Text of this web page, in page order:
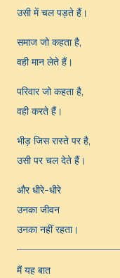
उसी में चल पड़ते हैं।
समाज जो कहता है,
वही मान लेते हैं।
परिवार जो कहता है,
वही करते हैं।
भीड़ जिस रास्ते पर है,
उसी पर चल देते हैं।
और धीरे-धीरे
उनका जीवन
उनका नहीं रहता।
मैं यह बात